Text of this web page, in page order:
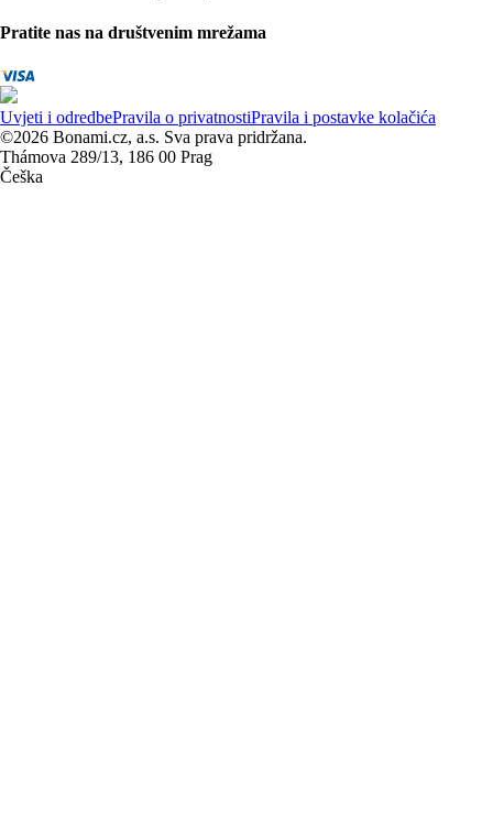
Pratite nas na društvenim mrežama
Uvjeti i odredbePravila o privatnostiPravila i postavke kolačića
©2026 Bonami.cz, a.s. Sva prava pridržana.
Thámova 289/13, 186 00 Prag
Češka